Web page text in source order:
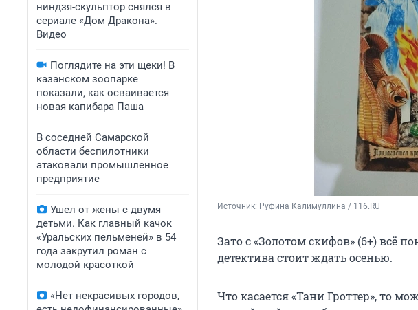
ниндзя-скульптор снялся в
сериале «Дом Дракона».
Видео
Поглядите на эти щеки! В
казанском зоопарке
показали, как осваивается
новая капибара Паша
В соседней Самарской
области беспилотники
атаковали промышленное
предприятие
Ушел от жены с двумя
детьми. Как главный качок
«Уральских пельменей» в 54
года закрутил роман с
молодой красоткой
«Нет некрасивых городов,
Источник: Руфина Калимуллина / 116.RU
Зато с «Золотом скифов» (6+) всё
детектива стоит ждать осенью.
Что касается «Тани Гроттер», то